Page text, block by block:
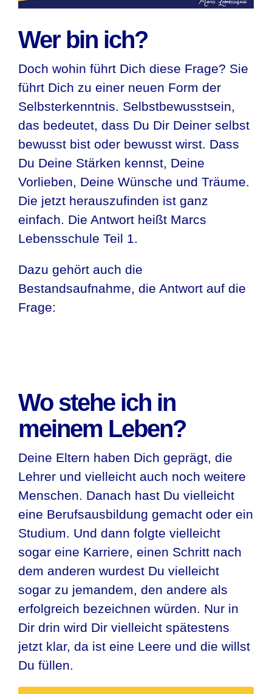
Wer bin ich?
Doch wohin führt Dich diese Frage? Sie
führt Dich zu einer neuen Form der
Selbsterkenntnis. Selbstbewusstsein,
das bedeutet, dass Du Dir Deiner selbst
bewusst bist oder bewusst wirst. Dass
Du Deine Stärken kennst, Deine
Vorlieben, Deine Wünsche und Träume.
Die jetzt herauszufinden ist ganz
einfach. Die Antwort heißt Marcs
Lebensschule Teil 1.
Dazu gehört auch die
Bestandsaufnahme, die Antwort auf die
Frage:
Wo stehe ich in
meinem Leben?
Deine Eltern haben Dich geprägt, die
Lehrer und vielleicht auch noch weitere
Menschen. Danach hast Du vielleicht
eine Berufsausbildung gemacht oder ein
Studium. Und dann folgte vielleicht
sogar eine Karriere, einen Schritt nach
dem anderen wurdest Du vielleicht
sogar zu jemandem, den andere als
erfolgreich bezeichnen würden. Nur in
Dir drin wird Dir vielleicht spätestens
jetzt klar, da ist eine Leere und die willst
Du füllen.